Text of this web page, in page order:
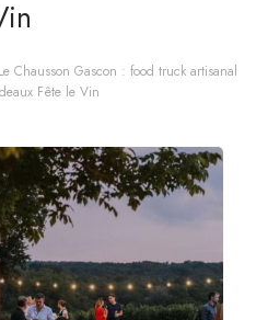
Le Chausson Gascon : food truck artisanal
Fête le Vin